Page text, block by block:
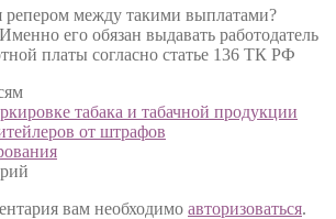
репером между такими выплатами?
его обязан выдавать работодатель
платы согласно статье 136 ТК РФ
табака и табачной продукции
от штрафов
вам необходимо авторизоваться.